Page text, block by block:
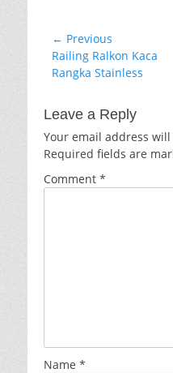
Post
navigation
← Previous
Previous
post:
Railing Ralkon Kaca
Rangka Stainless
Leave a Reply
Your email address
Required fields are
Comment *
Name *